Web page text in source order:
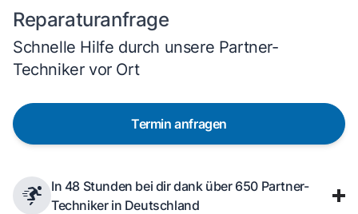
Reparaturanfrage
Schnelle Hilfe durch unsere Partner-
Techniker vor Ort
Termin anfragen
In 48 Stunden bei dir dank über 650 Partner-
Techniker in Deutschland